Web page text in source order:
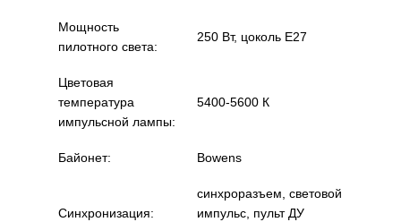
Мощность
пилотного света:
250 Вт, цоколь E27
Цветовая
температура
импульсной лампы:
5400-5600 К
Байонет: Bowens
Синхронизация:
синхроразъем, световой
импульс, пульт ДУ